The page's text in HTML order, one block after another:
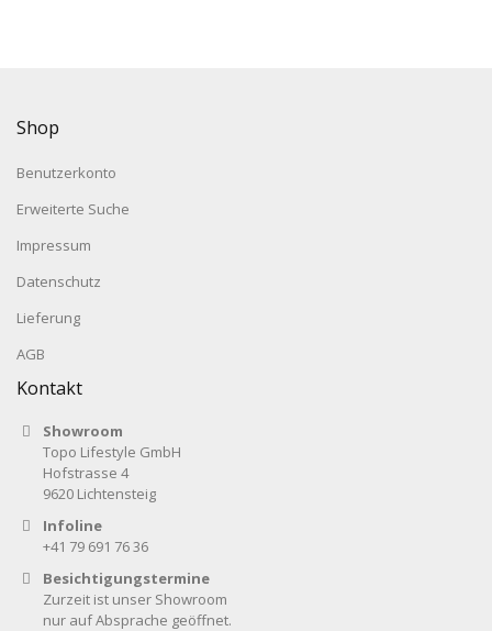
Shop
Benutzerkonto
Erweiterte Suche
Impressum
Datenschutz
Lieferung
AGB
Kontakt
Showroom
Topo Lifestyle GmbH
Hofstrasse 4
9620 Lichtensteig
Infoline
+41 79 691 76 36
Besichtigungstermine
Zurzeit ist unser Showroom
nur auf Absprache geöffnet.